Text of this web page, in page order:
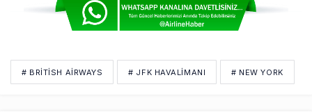
# BRITISH AIRWAYS # JFK HAVALİMANI # NEW YORK